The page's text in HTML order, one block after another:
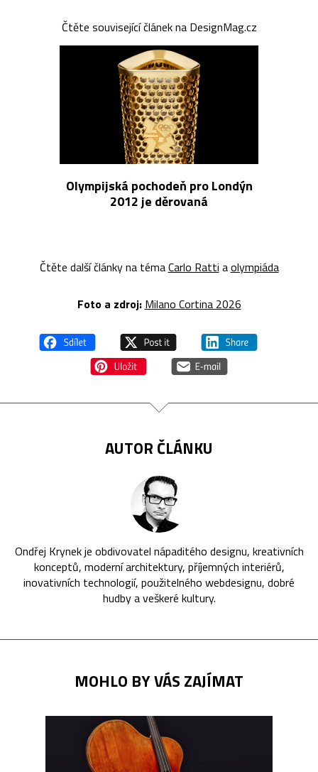
Čtěte související článek na DesignMag.cz
Olympijská pochodeň pro Londýn
2012 je děrovaná
Čtěte další články na témaCarlo Ratti aolympiáda
Foto a zdroj: Milano Cortina 2026
AUTOR ČLÁNKU
Ondřej Krynek je obdivovatel nápaditého designu, kreativních
konceptů, moderní architektury, příjemných interiérů,
inovativních technologií, použitelného webdesignu, dobré
hudby a veškeré kultury.
MOHLO BY VÁS ZAJÍMAT